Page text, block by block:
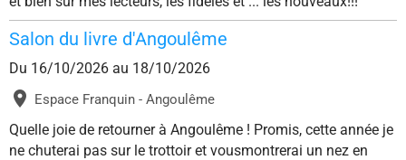
Salon du livre d'Angoulême
Du 16/10/2026 au 18/10/2026
Espace Franquin - Angoulême
Quelle joie de retourner à Angoulême ! Promis, cette année je
ne chuterai pas sur le trottoir et vousmontrerai un nez en